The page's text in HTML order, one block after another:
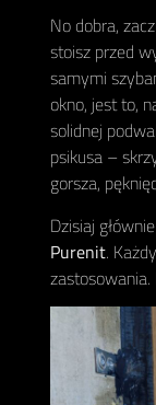
No dobra,
stoisz przed
samymi
okno, jest to,
solidnej
psikusa –
gorsza,
Dzisiaj
Purenit.